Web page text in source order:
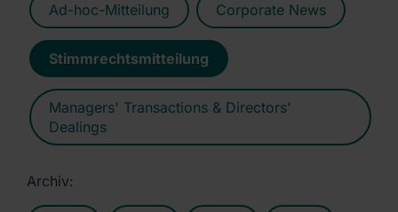
Ad-hoc-Mitteilung Corporate News
Stimmrechtsmitteilung
Managers' Transactions & Directors'
Dealings
Archiv: